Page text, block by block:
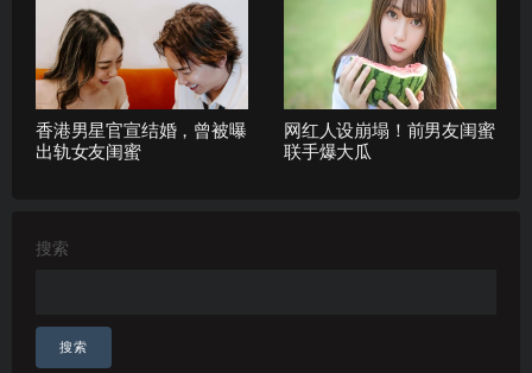
香港男星官宣结婚，曾被曝
出轨女友闺蜜
网红人设崩塌！前男友闺蜜
联手爆大瓜
搜索
搜索